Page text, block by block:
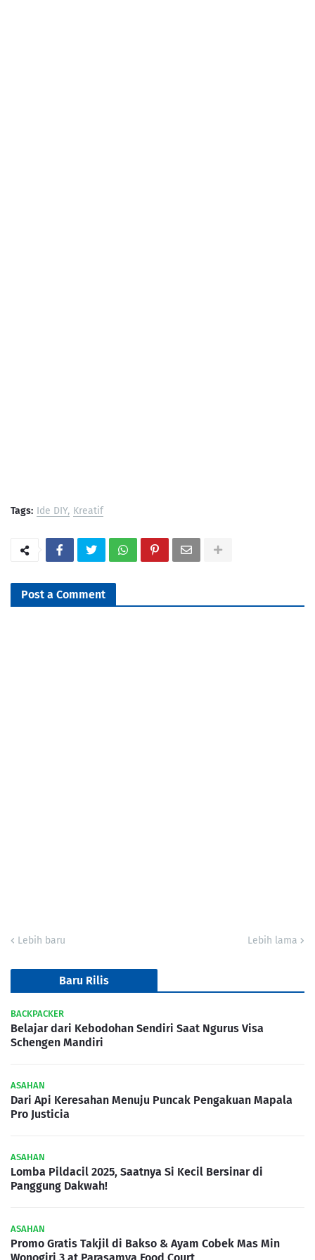
Tags: Ide DIY Kreatif
Post a Comment
Lebih baru Lebih lama
Baru Rilis
BACKPACKER
Belajar dari Kebodohan Sendiri Saat Ngurus Visa
Schengen Mandiri
ASAHAN
Dari Api Keresahan Menuju Puncak Pengakuan Mapala
Pro Justicia
ASAHAN
Lomba Pildacil 2025, Saatnya Si Kecil Bersinar di
Panggung Dakwah!
ASAHAN
Promo Gratis Takjil di Bakso & Ayam Cobek Mas Min